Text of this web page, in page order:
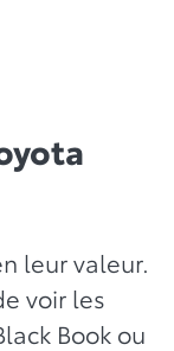
leur valeur.
voir les
Book ou